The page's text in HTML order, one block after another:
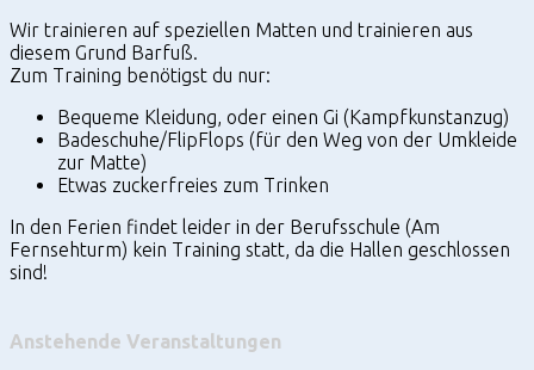
Wir trainieren auf speziellen Matten und trainieren aus
diesem Grund Barfuß.
Zum Training benötigst du nur:
Bequeme Kleidung, oder einen Gi (Kampfkunstanzug)
Badeschuhe/FlipFlops (für den Weg von der Umkleide
zur Matte)
Etwas zuckerfreies zum Trinken
In den Ferien findet leider in der Berufsschule (Am
Fernsehturm) kein Training statt, da die Hallen geschlossen
sind!
Anstehende Veranstaltungen